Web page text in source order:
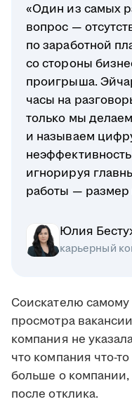
«Один из самых
вопрос —
по заработной
со стороны
проигрыша.
часы на
только мы
и называем
игнорируя
работы — размер
Юлия
карьерный
Соискателю самому
просмотра
компания не
что компания что-
больше о
после отклика.